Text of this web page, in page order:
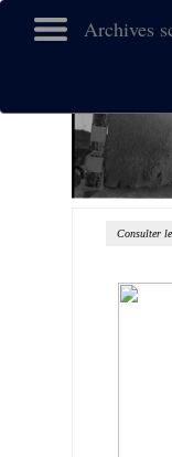
Archives
Consulter